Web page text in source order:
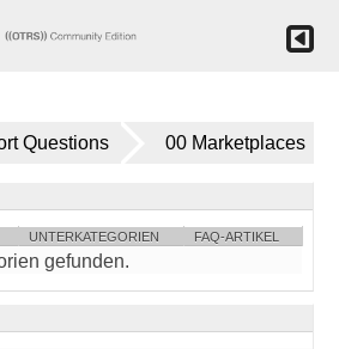
Questions 00 Marketplaces
UNTERKATEGORIEN FAQ-ARTIKEL
gefunden.